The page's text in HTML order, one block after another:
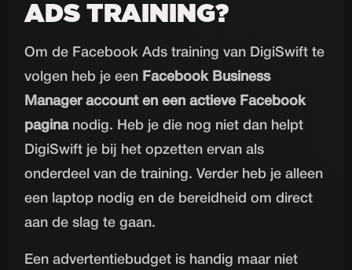
ADS TRAINING?
Om de Facebook Ads training van DigiSwift te
volgen heb je een Facebook Business
Manager account en een actieve Facebook
paginanodig. Heb je die nog niet dan helpt
DigiSwift je bij het opzetten ervan als
onderdeel van de training. Verder heb je alleen
een laptop nodig en de bereidheid om direct
aan de slag te gaan.
Een advertentiebudget is handig maar niet